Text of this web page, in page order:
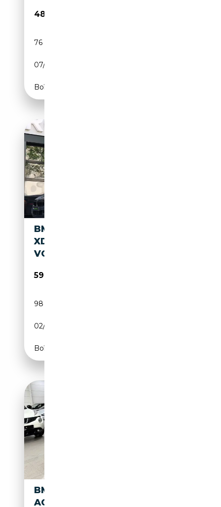
48 980€
76 863 km
07/2019
Boîte automatique
BMW M850 8-SERIE M850I
XDRIVE HIGH EXECUTIVE |
VOL! | DEALE
59 950€
98 239 km
02/2020
Boîte automatique
BMW M850 I XDRIVE LASER
ACC 360 H&K HUD SOFT-